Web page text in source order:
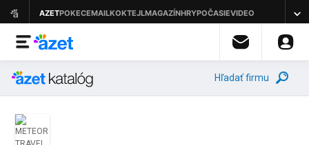
Hľadať firmu